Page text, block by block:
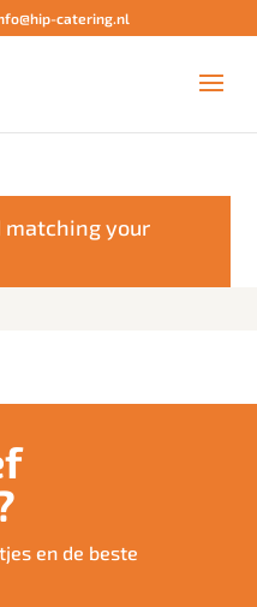
catering.nl
matching your
en de beste